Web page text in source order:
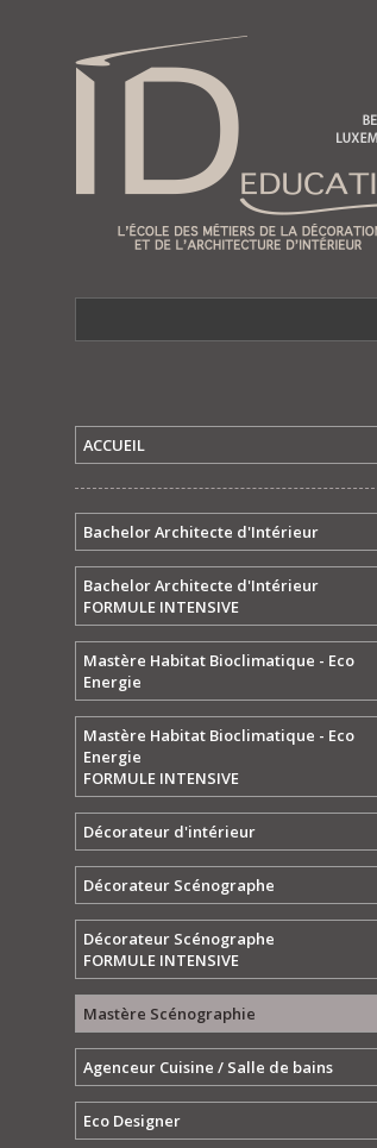
ACCUEIL
Bachelor Architecte d'Intérieur
Bachelor Architecte d'Intérieur
FORMULE INTENSIVE
Mastère Habitat Bioclimatique - Eco
Energie
Mastère Habitat Bioclimatique - Eco
Energie
FORMULE INTENSIVE
Décorateur d'intérieur
Décorateur Scénographe
Décorateur Scénographe
FORMULE INTENSIVE
Mastère Scénographie
Agenceur Cuisine / Salle de bains
Eco Designer